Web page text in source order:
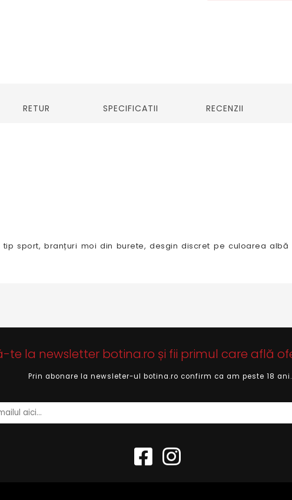
RETUR SPECIFICATII RECENZII
sport, branțuri moi din burete, desgin discret pe culoarea
te la newsletter botina.ro și fii primul care află
Prin abonare la newsleter-ul botina.ro confirm ca am peste 18 ani.